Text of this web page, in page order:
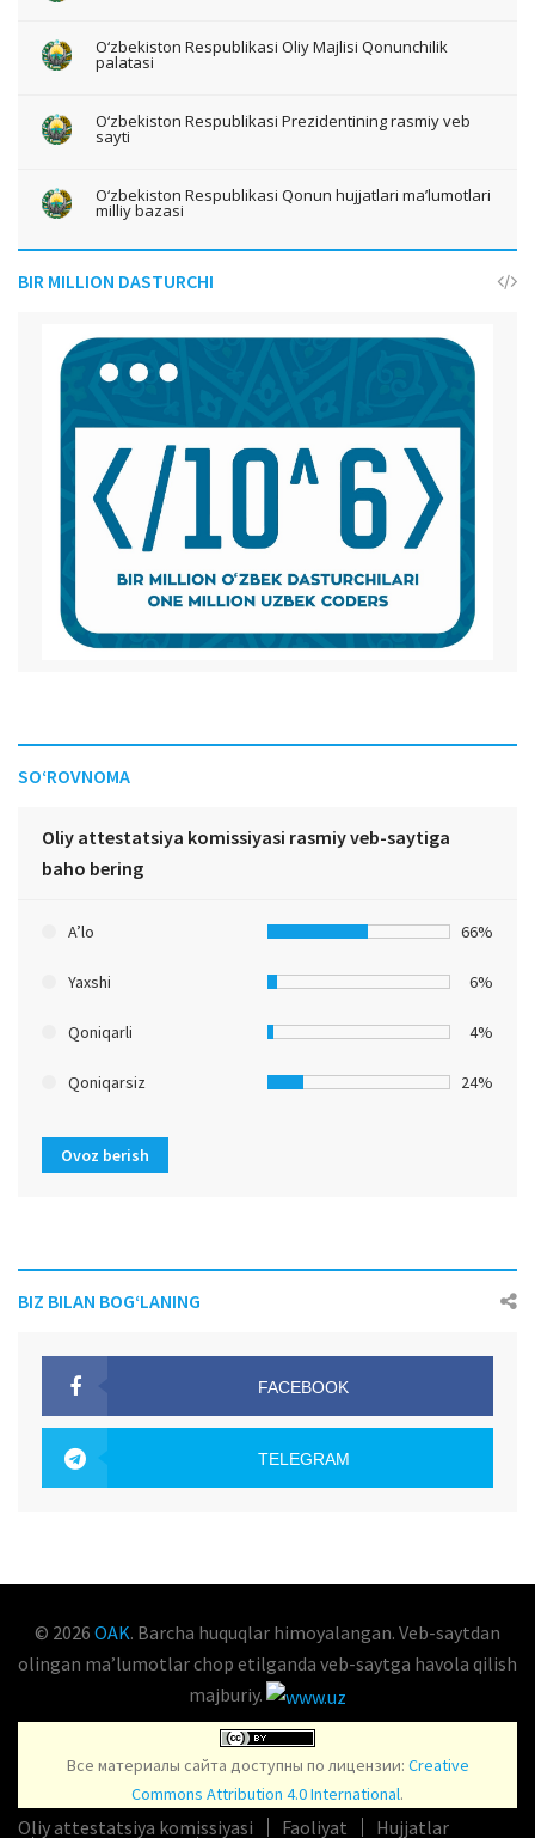
O‘zbekiston Respublikasi Oliy Majlisi Qonunchilik
palatasi
O‘zbekiston Respublikasi Prezidentining rasmiy veb
sayti
O‘zbekiston Respublikasi Qonun hujjatlari ma’lumotlari
milliy bazasi
BIR MILLION DASTURCHI
SO‘ROVNOMA
Oliy attestatsiya komissiyasi rasmiy veb-saytiga
baho bering
A’lo 66%
Yaxshi 6%
Qoniqarli 4%
Qoniqarsiz 24%
Ovoz berish
BIZ BILAN BOG‘LANING
FACEBOOK
TELEGRAM
© 2026 OAK. Barcha huquqlar himoyalangan. Veb-saytdan
olingan maʼlumotlar chop etilganda veb-saytga havola qilish
majburiy.
Все материалы сайта доступны по лицензии: Creative
Commons Attribution 4.0 International.
Oliy attestatsiya komissiyasi Faoliyat
Hujjatlar